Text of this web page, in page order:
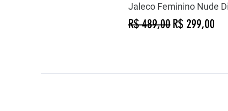
Jaleco Feminino Nude
Preço normal
R$ 489,00Preço
R$ 299,00